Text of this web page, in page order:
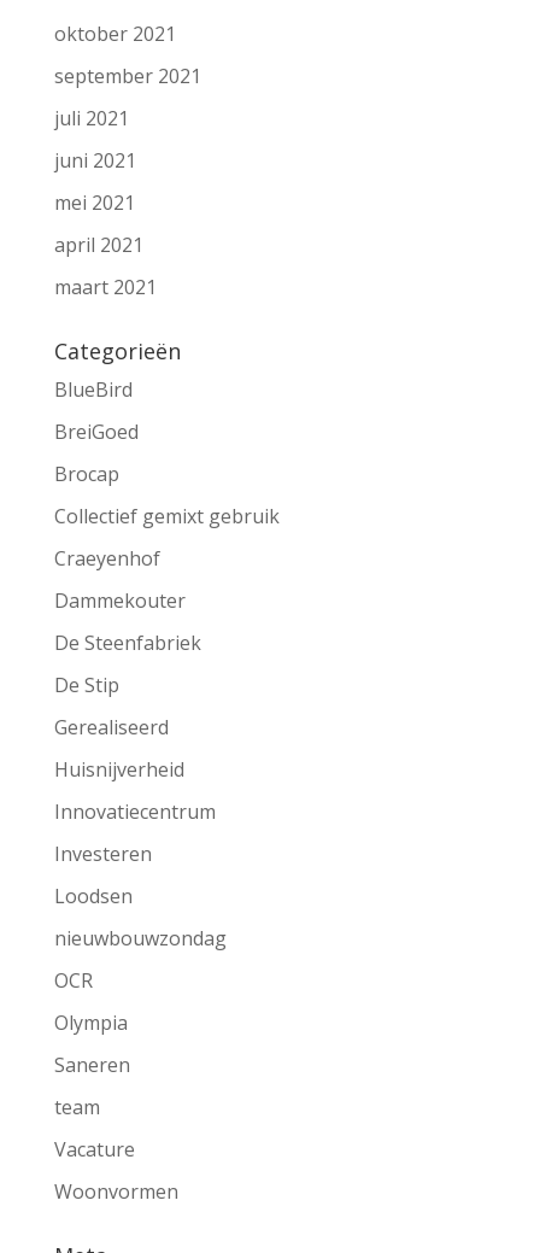
oktober 2021
september 2021
juli 2021
juni 2021
mei 2021
april 2021
maart 2021
Categorieën
BlueBird
BreiGoed
Brocap
Collectief gemixt gebruik
Craeyenhof
Dammekouter
De Steenfabriek
De Stip
Gerealiseerd
Huisnijverheid
Innovatiecentrum
Investeren
Loodsen
nieuwbouwzondag
OCR
Olympia
Saneren
team
Vacature
Woonvormen